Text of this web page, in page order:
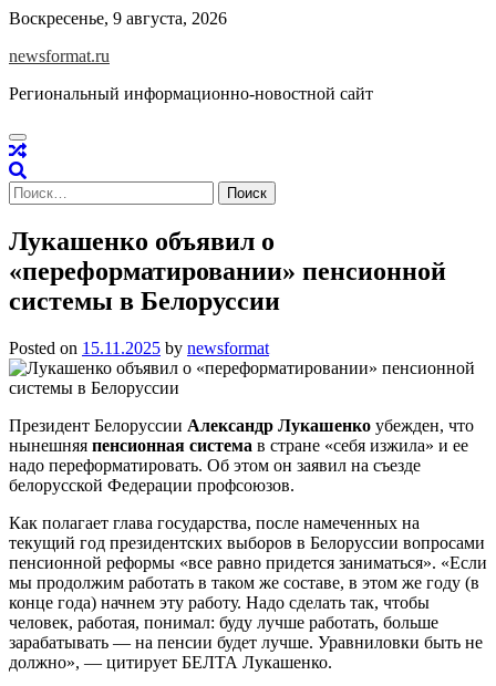
Skip
content
Воскресенье, 9 августа, 2026
newsformat.ru
Региональный информационно-новостной сайт
Найти:
Лукашенко объявил о
«переформатировании» пенсионной
системы в Белоруссии
Posted on 15.11.2025 by newsformat
Президент Белоруссии Александр Лукашенко убежден, что
нынешняя пенсионная система в стране «себя изжила» и ее
надо переформатировать. Об этом он заявил на съезде
белорусской Федерации профсоюзов.
Как полагает глава государства, после намеченных на
текущий год президентских выборов в Белоруссии вопросами
пенсионной реформы «все равно придется заниматься». «Если
мы продолжим работать в таком же составе, в этом же году (в
конце года) начнем эту работу. Надо сделать так, чтобы
человек, работая, понимал: буду лучше работать, больше
зарабатывать — на пенсии будет лучше. Уравниловки быть не
должно», — цитирует БЕЛТА Лукашенко.